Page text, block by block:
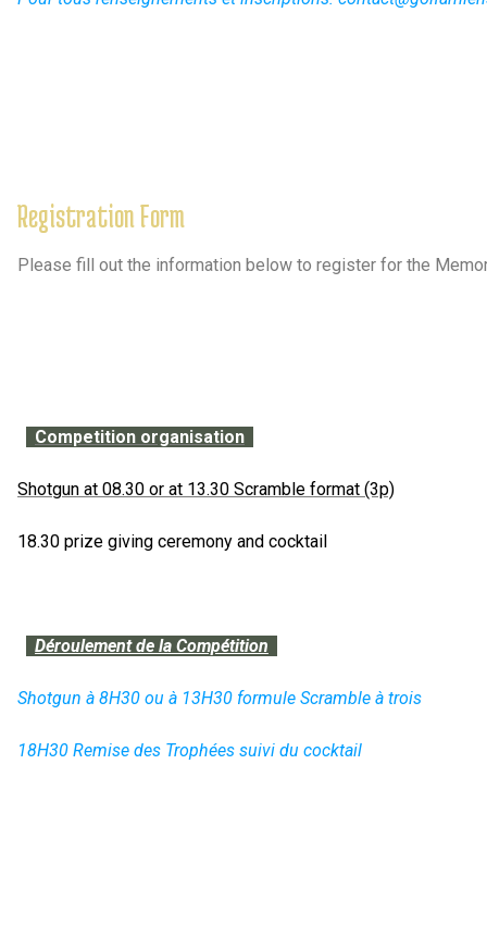
Registration Form
Please fill out the information below to register for the
Competition organisation
Shotgun at 08.30 or at 13.30 Scramble format (3p)
18.30 prize giving ceremony and cocktail
Déroulement de la Compétition
Shotgun à 8H30 ou à 13H30 formule Scramble à trois
18H30 Remise des Trophées suivi du cocktail